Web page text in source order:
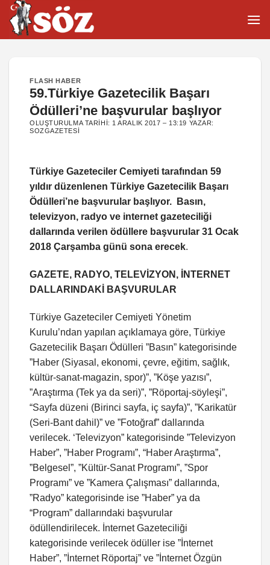
İçeriğe
atla
FLASH HABER
59.Türkiye Gazetecilik Başarı
Ödülleri’ne başvurular başlıyor
OLUŞTURULMA TARIHI: 1 ARALIK 2017 – 13:19 YAZAR:
SOZGAZETESI
Türkiye Gazeteciler Cemiyeti tarafından 59
yıldır düzenlenen Türkiye Gazetecilik Başarı
Ödülleri’ne başvurular başlıyor. Basın,
televizyon, radyo ve internet gazeteciliği
dallarında verilen ödüllere başvurular 31 Ocak
2018 Çarşamba günü sona erecek.
GAZETE, RADYO, TELEVİZYON, İNTERNET
DALLARINDAKİ BAŞVURULAR
Türkiye Gazeteciler Cemiyeti Yönetim
Kurulu’ndan yapılan açıklamaya göre, Türkiye
Gazetecilik Başarı Ödülleri ”Basın” kategorisinde
”Haber (Siyasal, ekonomi, çevre, eğitim, sağlık,
kültür-sanat-magazin, spor)”, ”Köşe yazısı”,
”Araştırma (Tek ya da seri)”, ”Röportaj-söyleşi”,
“Sayfa düzeni (Birinci sayfa, iç sayfa)”, ”Karikatür
(Seri-Bant dahil)” ve ”Fotoğraf” dallarında
verilecek. ‘Televizyon” kategorisinde ”Televizyon
Haber”, ”Haber Programı”, “Haber Araştırma”,
”Belgesel”, ”Kültür-Sanat Programı”, ”Spor
Programı” ve ”Kamera Çalışması” dallarında,
”Radyo” kategorisinde ise ”Haber” ya da
“Program” dallarındaki başvurular
ödüllendirilecek. İnternet Gazeteciliği
kategorisinde verilecek ödüller ise ”İnternet
Haber”, ”İnternet Röportaj” ve ”İnternet Özgün